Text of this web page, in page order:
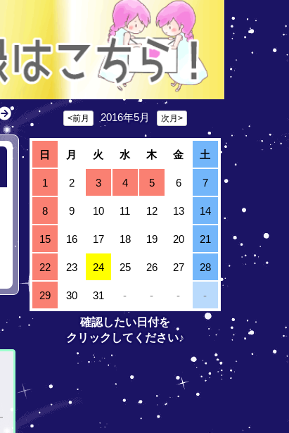
<前月 2016年5月 次月>
日 月 火 水 木 金 土
1 2 3 4 5 6 7
8 9 10 11 12 13 14
15 16 17 18 19 20 21
22 23 24 25 26 27 28
29 30 31 - - - -
確認したい日付を
クリックしてください♪